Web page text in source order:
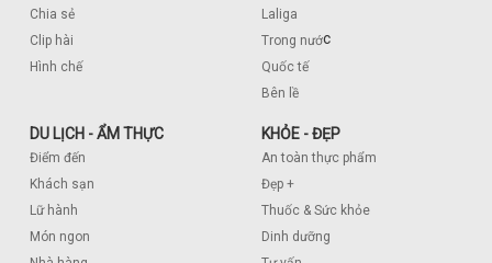
Chia sẻ
Clip hài
Hình chế
Laliga
Trong nước
Quốc tế
Bên lề
DU LỊCH - ẨM THỰC
Điểm đến
Khách sạn
Lữ hành
Món ngon
KHỎE - ĐẸP
An toàn thực phẩm
Đẹp +
Thuốc & Sức khỏe
Dinh dưỡng